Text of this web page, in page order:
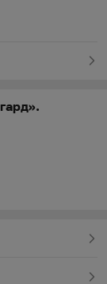
под
в тела
о